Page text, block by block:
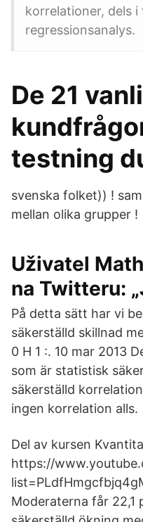
korrelationer, dels i
regressionsanalys.
De 21
testning
svenska folket)) !
mellan olika grupper !
Uživatel
na Twitteru:
På detta sätt har vi
säkerställd skillnad
0 H 1 :. 10 mar 2013
som är statistisk
säkerställd
ingen korrelation alls.
Del av kursen
https://
Moderaterna får